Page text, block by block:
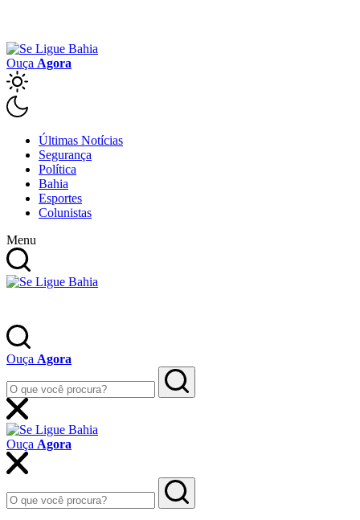
Ouça Agora
Últimas Notícias
Segurança
Política
Bahia
Esportes
Colunistas
Menu
Ouça Agora
Ouça Agora